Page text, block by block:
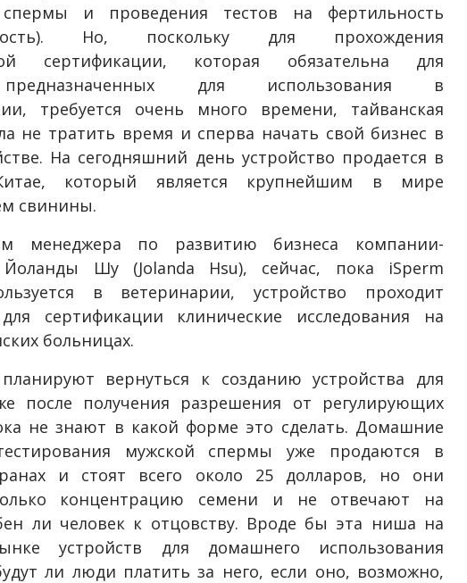
спермы и проведения тестов на фертильность
Но, поскольку для прохождения
сертификации, которая обязательна для
для использования в
требуется очень много времени, тайванская
не тратить время и сперва начать свой бизнес в
На сегодняшний день устройство продается в
который является крупнейшим в мире
свинины.
менеджера по развитию бизнеса компании-
Йоланды Шу (Jolanda Hsu), сейчас, пока iSperm
в ветеринарии, устройство проходит
сертификации клинические исследования на
больницах.
вернуться к созданию устройства для
после получения разрешения от регулирующих
не знают в какой форме это сделать. Домашние
мужской спермы уже продаются в
и стоят всего около 25 долларов, но они
концентрацию семени и не отвечают на
ли человек к отцовству. Вроде бы эта ниша на
устройств для домашнего использования
ли люди платить за него, если оно, возможно,